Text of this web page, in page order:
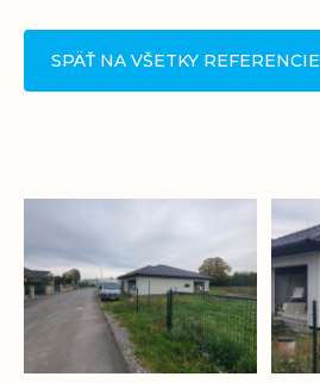
SPÄŤ NA VŠETKY REFERENCIE